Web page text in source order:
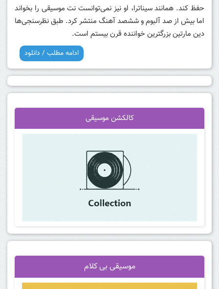
حفظ کند. همانند سیناترا، او نیز نمی‌توانست نت موسیقی را بخواند
اما بیش از صد آلبوم و ششصد آهنگ منتشر کرد. طبق نظرسنجی‌ها
دین مارتین بزرگترین خواننده قرن بیستم است.
ادامه مطلب / دانلود
کالکشن موسیقی
موسیقی بی کلام